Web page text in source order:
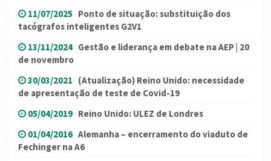
11/07/2025 Ponto de situação: substituição dos
tacógrafos inteligentes G2V1
13/11/2024 Gestão e liderança em debate na AEP | 20
de novembro
30/03/2021 (Atualização) Reino Unido: necessidade
de apresentação de teste de Covid-19
05/04/2019 Reino Unido: ULEZ de Londres
01/04/2016 Alemanha – encerramento do viaduto de
Fechinger na A6